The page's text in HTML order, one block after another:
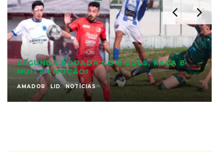
SEGUNDA RODADA COM GOLS, RAÇA E
MUITA EMOÇÃO!
AMADOR LID NOTÍCIAS